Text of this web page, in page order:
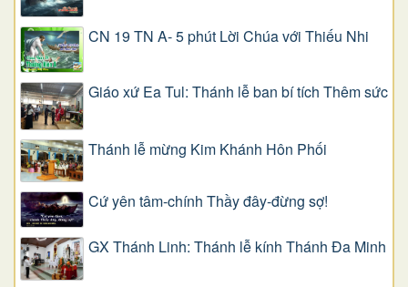
CN 19 TN A- 5 phút Lời Chúa với Thiếu Nhi
Giáo xứ Ea Tul: Thánh lễ ban bí tích Thêm sức
Thánh lễ mừng Kim Khánh Hôn Phối
Cứ yên tâm-chính Thầy đây-đừng sợ!
GX Thánh Linh: Thánh lễ kính Thánh Đa Minh